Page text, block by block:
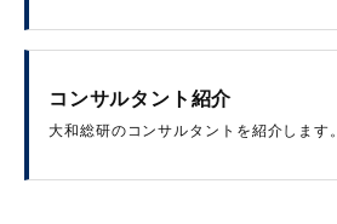
コンサルタント紹介
大和総研のコンサルタントを紹介します。